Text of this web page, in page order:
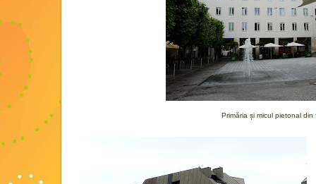
Primăria și micul pietonal din